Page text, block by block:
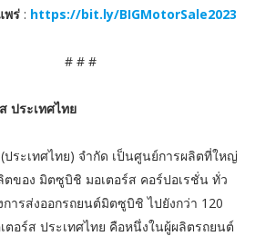
พร่ : https://bit.ly/BIGMotorSale2023
#
ประเทศไทย
ระเทศไทย) จำกัด เป็นศูนย์การผลิตที่ใหญ่
ของ มิตซูบิชิ มอเตอร์ส คอร์ปอเรชั่น ทั่ว
ารส่งออกรถยนต์มิตซูบิชิ ไปยังกว่า 120
อร์ส ประเทศไทย คือหนึ่งในผู้ผลิตรถยนต์